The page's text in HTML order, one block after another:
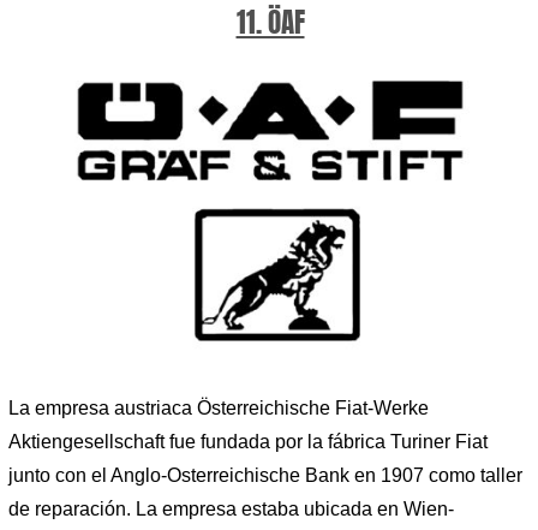
11. ÖAF
La empresa austriaca Österreichische Fiat-Werke
Aktiengesellschaft fue fundada por la fábrica Turiner Fiat
junto con el Anglo-Osterreichische Bank en 1907 como taller
de reparación. La empresa estaba ubicada en Wien-